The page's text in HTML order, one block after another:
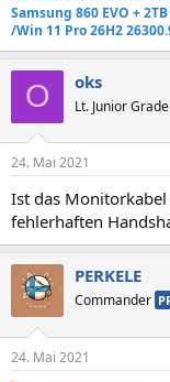
Samsung 860 EVO +
/Win 11 Pro 26H2
O oks
Lt. Junior Grade
24. Mai 2021
Ist das
fehlerhaften
PERKELE
Commander
24. Mai 2021